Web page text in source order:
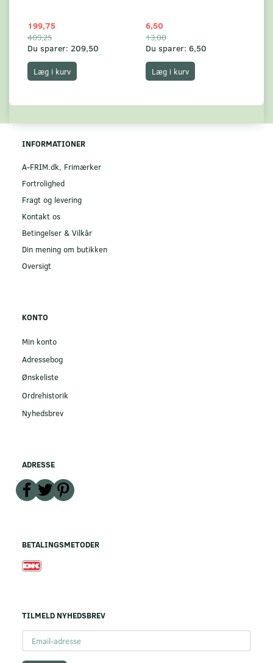
199,75
409,25
Du sparer: 209,50
Læg i kurv
6,50
13,00
Du sparer: 6,50
Læg i kurv
INFORMATIONER
A-FRIM.dk, Frimærker
Fortrolighed
Fragt og levering
Kontakt os
Betingelser & Vilkår
Din mening om butikken
Oversigt
KONTO
Min konto
Adressebog
Ønskeliste
Ordrehistorik
Nyhedsbrev
ADRESSE
BETALINGSMETODER
TILMELD NYHEDSBREV
adresse